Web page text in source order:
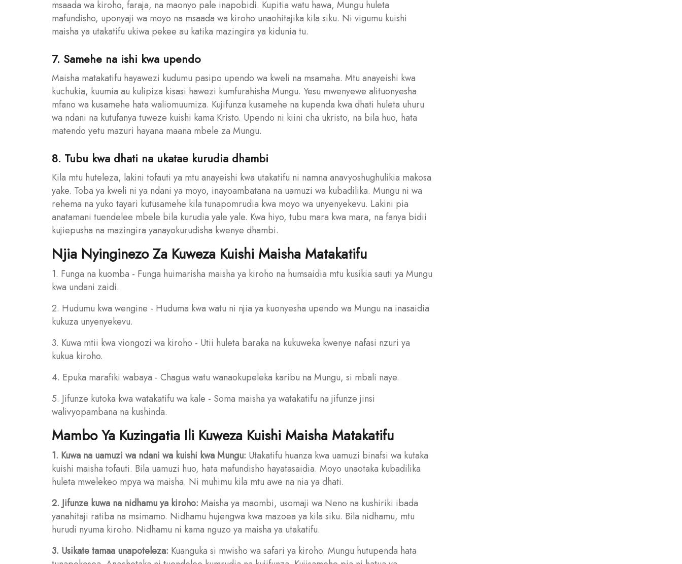
msaada wa kiroho, faraja, na maonyo pale inapobidi. Kupitia watu hawa, Mungu huleta
mafundisho, uponyaji wa moyo na msaada wa kiroho unaohitajika kila siku. Ni vigumu kuishi
maisha ya utakatifu ukiwa pekee au katika mazingira ya kidunia tu.
7. Samehe na ishi kwa upendo
Maisha matakatifu hayawezi kudumu pasipo upendo wa kweli na msamaha. Mtu anayeishi kwa
kuchukia, kuumia au kulipiza kisasi hawezi kumfurahisha Mungu. Yesu mwenyewe alituonyesha
mfano wa kusamehe hata waliomuumiza. Kujifunza kusamehe na kupenda kwa dhati huleta uhuru
wa ndani na kutufanya tuweze kuishi kama Kristo. Upendo ni kiini cha ukristo, na bila huo, hata
matendo yetu mazuri hayana maana mbele za Mungu.
8. Tubu kwa dhati na ukatae kurudia dhambi
Kila mtu huteleza, lakini tofauti ya mtu anayeishi kwa utakatifu ni namna anavyoshughulikia makosa
yake. Toba ya kweli ni ya ndani ya moyo, inayoambatana na uamuzi wa kubadilika. Mungu ni wa
rehema na yuko tayari kutusamehe kila tunapomrudia kwa moyo wa unyenyekevu. Lakini pia
anatamani tuendelee mbele bila kurudia yale yale. Kwa hiyo, tubu mara kwa mara, na fanya bidii
kujiepusha na mazingira yanayokurudisha kwenye dhambi.
Njia Nyinginezo Za Kuweza Kuishi Maisha Matakatifu
1. Funga na kuomba - Funga huimarisha maisha ya kiroho na humsaidia mtu kusikia sauti ya Mungu
kwa undani zaidi.
2. Hudumu kwa wengine - Huduma kwa watu ni njia ya kuonyesha upendo wa Mungu na inasaidia
kukuza unyenyekevu.
3. Kuwa mtii kwa viongozi wa kiroho - Utii huleta baraka na kukuweka kwenye nafasi nzuri ya
kukua kiroho.
4. Epuka marafiki wabaya - Chagua watu wanaokupeleka karibu na Mungu, si mbali naye.
5. Jifunze kutoka kwa watakatifu wa kale - Soma maisha ya watakatifu na jifunze jinsi
walivyopambana na kushinda.
Mambo Ya Kuzingatia Ili Kuweza Kuishi Maisha Matakatifu
1. Kuwa na uamuzi wa ndani wa kuishi kwa Mungu: Utakatifu huanza kwa uamuzi binafsi wa kutaka
kuishi maisha tofauti. Bila uamuzi huo, hata mafundisho hayatasaidia. Moyo unaotaka kubadilika
huleta mwelekeo mpya wa maisha. Ni muhimu kila mtu awe na nia ya dhati.
2. Jifunze kuwa na nidhamu ya kiroho: Maisha ya maombi, usomaji wa Neno na kushiriki ibada
yanahitaji ratiba na msimamo. Nidhamu hujengwa kwa mazoea ya kila siku. Bila nidhamu, mtu
hurudi nyuma kiroho. Nidhamu ni kama nguzo ya maisha ya utakatifu.
3. Usikate tamaa unapoteleza: Kuanguka si mwisho wa safari ya kiroho. Mungu hutupenda hata